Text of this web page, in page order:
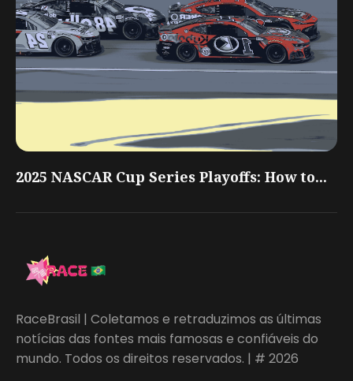
2025 NASCAR Cup Series Playoffs: How to...
RaceBrasil | Coletamos e retraduzimos as últimas
notícias das fontes mais famosas e confiáveis do
mundo. Todos os direitos reservados. | # 2026